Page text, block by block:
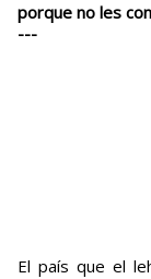
porque no les
---
El país que el lehendakari Ibarreche quiere llevar hasta la